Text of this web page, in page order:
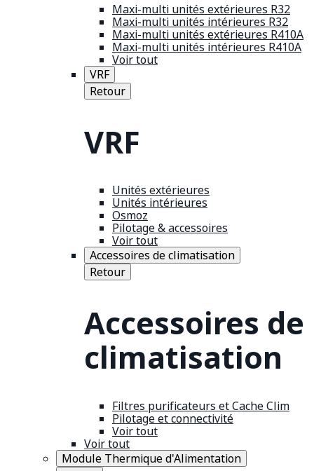
Maxi-multi unités extérieures R32
Maxi-multi unités intérieures R32
Maxi-multi unités extérieures R410A
Maxi-multi unités intérieures R410A
Voir tout
VRF
Retour
VRF
Unités extérieures
Unités intérieures
Osmoz
Pilotage & accessoires
Voir tout
Accessoires de climatisation
Retour
Accessoires de
climatisation
Filtres purificateurs et Cache Clim
Pilotage et connectivité
Voir tout
Voir tout
Module Thermique d'Alimentation